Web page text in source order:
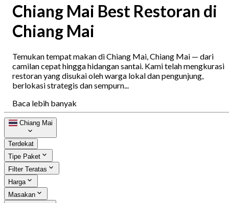
Chiang Mai Best Restoran di
Chiang Mai
Temukan tempat makan di Chiang Mai, Chiang Mai — dari
camilan cepat hingga hidangan santai. Kami telah mengkurasi
restoran yang disukai oleh warga lokal dan pengunjung,
berlokasi strategis dan sempurn...
Baca lebih banyak
Chiang Mai
Terdekat
Tipe Paket
Filter Teratas
Harga
Masakan